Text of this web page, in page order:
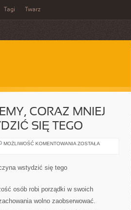
Tagi Twarz
CORAZ MNIEJ
SIĘ TEGO
MOŻLIWOŚĆ KOMENTOWANIA W
WSTYDZIĆ
SIĘ
ZOSTAŁA
wstydzić się tego
osób robi porządki w swoich
wolno zaobserwować.